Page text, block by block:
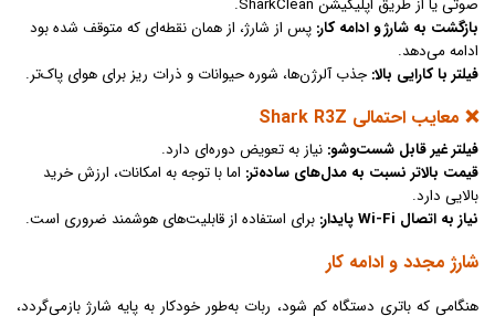
صوتی یا از طریق اپلیکیشن SharkClean.
بازگشت به شارژ و ادامه کار: پس از شارژ، از همان نقطه‌ای که متوقف شده بود
ادامه می‌دهد.
فیلتر با کارایی بالا: جذب آلرژن‌ها، شوره حیوانات و ذرات ریز برای هوای پاک‌تر.
❌ معایب احتمالی Shark R3Z
فیلتر غیر قابل شست‌وشو: نیاز به تعویض دوره‌ای دارد.
قیمت بالاتر نسبت به مدل‌های ساده‌تر: اما با توجه به امکانات، ارزش خرید
بالایی دارد.
نیاز به اتصال Wi-Fi پایدار:
برای استفاده از قابلیت‌های هوشمند ضروری است.
شارژ مجدد و ادامه کار
هنگامی که باتری دستگاه کم شود، ربات به‌طور خودکار به پایه شارژ بازمی‌گردد،